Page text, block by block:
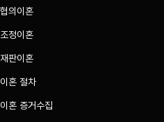
협의이혼
조정이혼
재판이혼
이혼 절차
이혼 증거수집